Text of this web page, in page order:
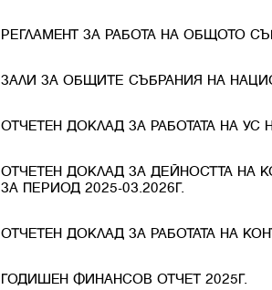
РЕГЛАМЕНТ ЗА РАБОТА НА ОБЩОТО
ЗАЛИ ЗА ОБЩИТЕ СЪБРАНИЯ НА
ОТЧЕТЕН ДОКЛАД ЗА РАБОТАТА НА УС
ОТЧЕТЕН ДОКЛАД ЗА ДЕЙНОСТТА
ЗА ПЕРИОД 2025-03.2026Г.
ОТЧЕТЕН ДОКЛАД ЗА РАБОТАТА НА
ГОДИШЕН ФИНАНСОВ ОТЧЕТ 2025Г.